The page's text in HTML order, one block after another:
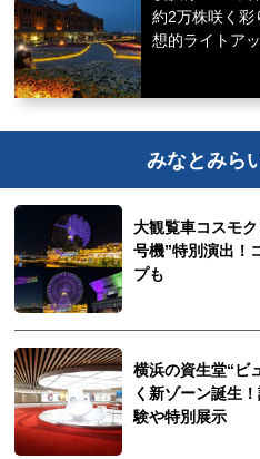
約2万株咲く彩
想的ライトア
みなとみら
大観覧車コスモ
号機”特別演出！
プも
横浜の資生堂“ビ
く新ゾーン誕生
験や特別展示